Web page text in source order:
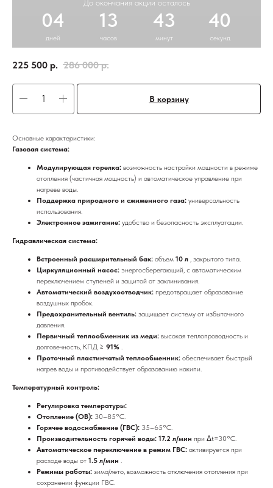
До окончания акции осталось
04
дней
13
часов
43
минут
39
секунд
225 500 р. 286 000 р.
В корзину
Основные характеристики:
Газовая система:
Модулирующая горелка: возможность настройки мощности в режиме
отопления (частичная мощность) и автоматическое управление при
нагреве воды.
Поддержка природного и сжиженного газа: универсальность
использования.
Электронное зажигание: удобство и безопасность эксплуатации.
Гидравлическая система:
Встроенный расширительный бак: объем 10 л , закрытого типа.
Циркуляционный насос: энергосберегающий, с автоматическим
переключением ступеней и защитой от заклинивания.
Автоматический воздухоотводчик: предотвращает образование
воздушных пробок.
Предохранительный вентиль: защищает систему от избыточного
давления.
Первичный теплообменник из меди: высокая теплопроводность и
долговечность, КПД ≥ 91% .
Проточный пластинчатый теплообменник: обеспечивает быстрый
нагрев воды и противодействует образованию накипи.
Температурный контроль:
Регулировка температуры:
Отопление (ОВ): 30–85°C.
Горячее водоснабжение (ГВС): 35–65°C.
Производительность горячей воды: 17.2 л/мин при Δt=30°C.
Автоматическое переключение в режим ГВС: активируется при
расходе воды от 1.5 л/мин .
Режимы работы: зима/лето, возможность отключения отопления при
сохранении функции ГВС.